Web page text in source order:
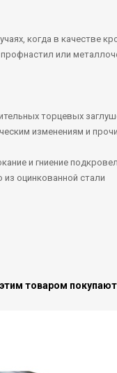
когда в качестве
или
торцевых
изменениям и
и гниение
из оцинкованной стали
товаром покупают